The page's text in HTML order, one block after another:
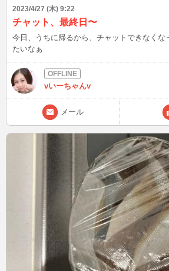
2023/4/27 (木) 9:22
チャット、最終日〜
今日、うちに帰るから、チャットできなく
たいなぁ
vいーちゃんv
メール